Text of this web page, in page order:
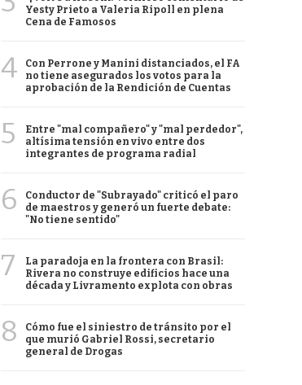
Yesty Prieto a Valeria Ripoll en plena
Cena de Famosos
4
Con Perrone y Manini distanciados, el FA
no tiene asegurados los votos para la
aprobación de la Rendición de Cuentas
5
Entre "mal compañero" y "mal perdedor",
altísima tensión en vivo entre dos
integrantes de programa radial
6
Conductor de "Subrayado" criticó el paro
de maestros y generó un fuerte debate:
"No tiene sentido"
7
La paradoja en la frontera con Brasil:
Rivera no construye edificios hace una
década y Livramento explota con obras
8
Cómo fue el siniestro de tránsito por el
que murió Gabriel Rossi, secretario
general de Drogas